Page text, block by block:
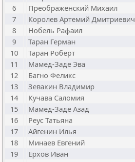
6
Преображенский Михаил
7
Королев Артемий Дмитриевич
8
Нобель Рафаил
9
Таран Герман
10
Таран Роберт
11
Мамед-Заде Эва
12
Багно Феликс
13
Зевакин Владимир
14
Кучава Саломия
15
Мамед-Заде Азад
16
Реус Татьяна
17
Айгенин Илья
18
Минаев Евгений
19
Ерхов Иван